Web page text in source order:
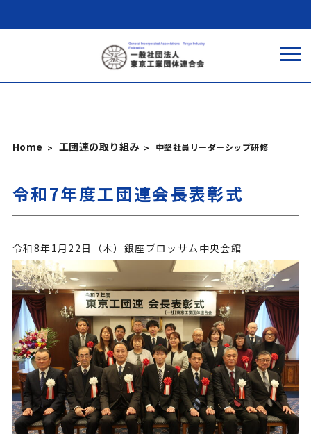
Home 工団連の取り組み 中堅社員リーダーシップ研修
令和7年度工団連会長表彰式
令和8年1月22日（木）銀座ブロッサム中央会館